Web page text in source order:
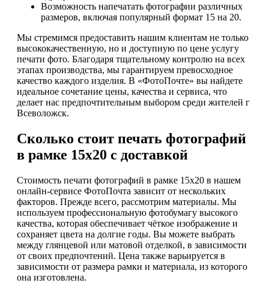
Возможность напечатать фотографии различных
размеров, включая популярный формат 15 на 20.
Мы стремимся предоставить нашим клиентам не только
высококачественную, но и доступную по цене услугу
печати фото. Благодаря тщательному контролю на всех
этапах производства, мы гарантируем превосходное
качество каждого изделия. В «ФотоПочте» вы найдете
идеальное сочетание цены, качества и сервиса, что
делает нас предпочтительным выбором среди жителей г
Всеволожск.
Сколько стоит печать фотографий
в рамке 15х20 с доставкой
Стоимость печати фотографий в рамке 15х20 в нашем
онлайн-сервисе ФотоПочта зависит от нескольких
факторов. Прежде всего, рассмотрим материалы. Мы
используем профессиональную фотобумагу высокого
качества, которая обеспечивает чёткое изображение и
сохраняет цвета на долгие годы. Вы можете выбрать
между глянцевой или матовой отделкой, в зависимости
от своих предпочтений. Цена также варьируется в
зависимости от размера рамки и материала, из которого
она изготовлена.